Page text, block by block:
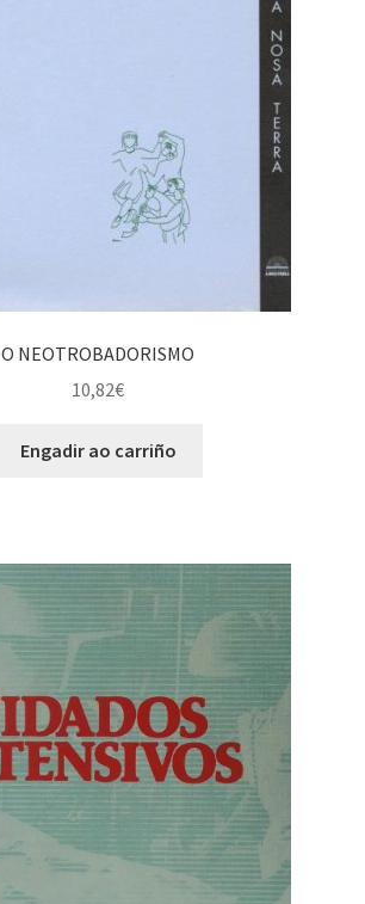
O NEOTROBADORISMO
10,82€
Engadir ao carriño